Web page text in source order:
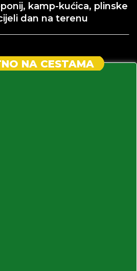
kamp-kućica, plinske
dan na terenu
NA CESTAMA